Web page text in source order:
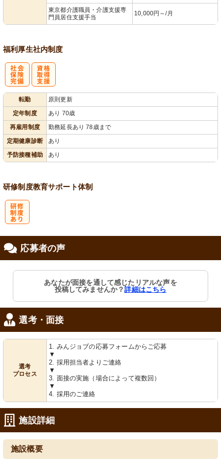
東京都介護職員・介護支援専
門員居住支援手当
10,000円～/月
福利厚生社内制度
転勤
原則更新
定年制度
あり 70歳
再雇用制度
勤務延長あり 78歳まで
定期健康診断
あり
予防接種補助
あり
研修制度教育サポート体制
応募者の声
あなたが面接を通して感じたリアルな声を
投稿してみませんか？詳細はこちら
選考・面接
選考
プロセス
1. みんジョブの応募フォームからご応募
▼
2. 採用担当者よりご連絡
▼
3. 面接の実施（場合によって複数回）
▼
4. 採用のご連絡
施設詳細
施設概要